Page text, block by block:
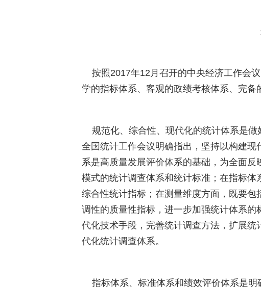
按照2017年12 月召开的中央经济工作会
学的指标体系、客观的政绩考核体系、完备
规范化、综合性、现代化的统计体系是做
全国统计工作会议明确指出，坚持以构建
系是高质量发展评价体系的基础，为全面
模式的统计调查体系和统计标准；在指标
综合性统计指标；在测量维度方面，既要
调性的质量性指标，进一步加强统计体系
代化技术手段，完善统计调查方法，扩展
代化统计调查体系。
指标体系、标准体系和绩效评价体系是明